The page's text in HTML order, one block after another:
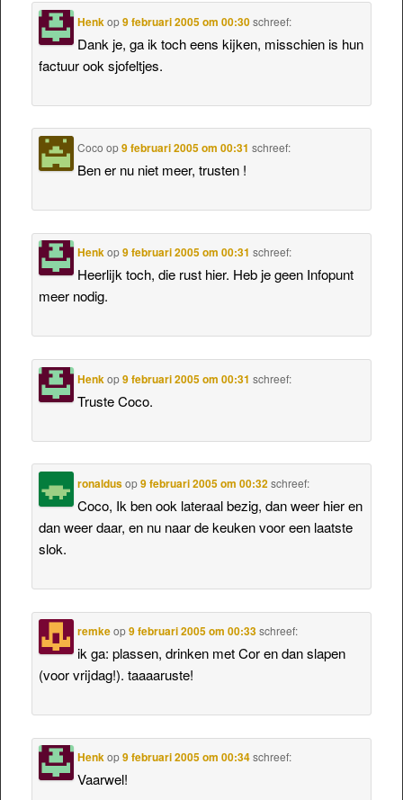
Henkop9 februari 2005 om 00:30 schreef:
Dank je, ga ik toch eens kijken, misschien is hun
factuur ook sjofeltjes.
Coco op9 februari 2005 om 00:31 schreef:
Ben er nu niet meer, trusten !
Henkop9 februari 2005 om 00:31 schreef:
Heerlijk toch, die rust hier. Heb je geen Infopunt
meer nodig.
Henkop9 februari 2005 om 00:31 schreef:
Truste Coco.
ronaldusop9 februari 2005 om 00:32 schreef:
Coco, Ik ben ook lateraal bezig, dan weer hier en
dan weer daar, en nu naar de keuken voor een laatste
slok.
remkeop9 februari 2005 om 00:33 schreef:
ik ga: plassen, drinken met Cor en dan slapen
(voor vrijdag!). taaaaruste!
Henkop9 februari 2005 om 00:34 schreef:
Vaarwel!